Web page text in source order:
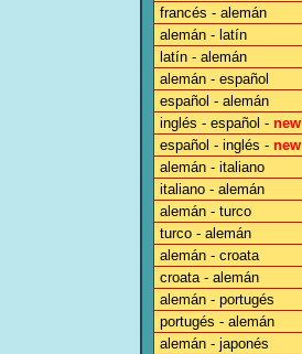
francés - alemán
alemán - latín
latín - alemán
alemán - español
español - alemán
inglés - español - new
español - inglés - new
alemán - italiano
italiano - alemán
alemán - turco
turco - alemán
alemán - croata
croata - alemán
alemán - portugés
portugés - alemán
alemán - japonés